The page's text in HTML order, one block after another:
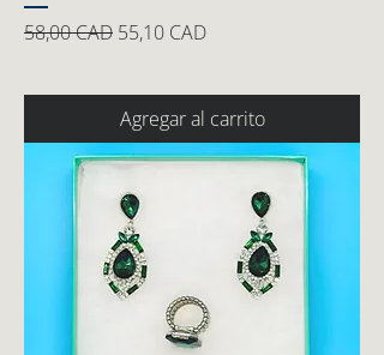
Precio
58,00 CAD Precio de oferta
55,10 CAD
Agregar al carrito